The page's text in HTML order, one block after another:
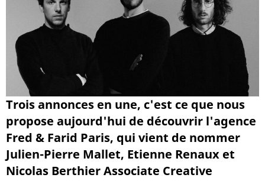
Trois annonces en une, c'est ce que nous
propose aujourd'hui de découvrir l'agence
Fred & Farid Paris, qui vient de nommer
Julien-Pierre Mallet, Etienne Renaux et
Nicolas Berthier Associate Creative